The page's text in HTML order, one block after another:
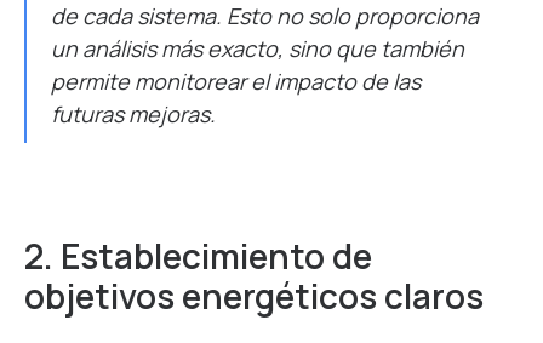
de cada sistema. Esto no solo proporciona
un análisis más exacto, sino que también
permite monitorear el impacto de las
futuras mejoras.
2. Establecimiento de
objetivos energéticos claros